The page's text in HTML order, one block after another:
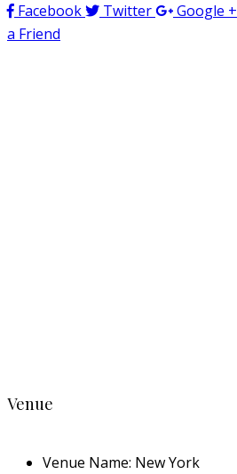
Facebook
Twitter Google +
a Friend
Venue
Venue Name: New York